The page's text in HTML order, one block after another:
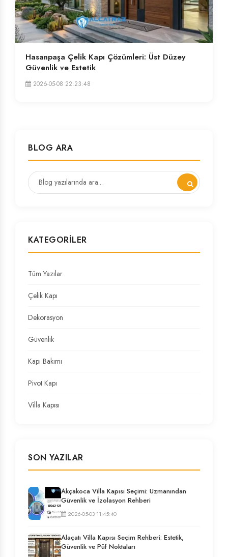
Hasanpaşa Çelik Kapı Çözümleri: Üst Düzey
Güvenlik ve Estetik
2026-05-08 22:23:48
BLOG ARA
KATEGORILER
Tüm Yazılar
Çelik Kapı
Dekorasyon
Güvenlik
Kapı Bakımı
Pivot Kapı
Villa Kapısı
SON YAZILAR
Akçakoca Villa Kapısı Seçimi: Uzmanından
Güvenlik ve İzolasyon Rehberi
2026-05-03 11:45:40
Alaçatı Villa Kapısı Seçim Rehberi: Estetik,
Güvenlik ve Püf Noktaları